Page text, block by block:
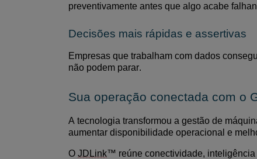
preventivamente antes que algo acabe
Decisões mais rápidas e assertivas
Empresas que trabalham com dados
não podem parar.
Sua operação conectada com o
A tecnologia transformou a gestão de
aumentar disponibilidade operacional e
O JDLink™ reúne conectividade, inteligência